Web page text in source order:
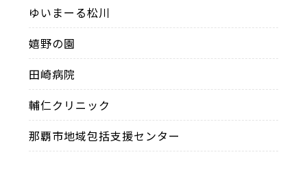
ゆいまーる松川
嬉野の園
田崎病院
輔仁クリニック
那覇市地域包括支援センター